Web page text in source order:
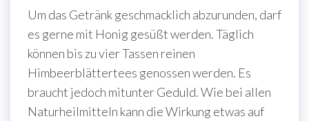
Um das Getränk geschmacklich abzurunden, darf
es gerne mit Honig gesüßt werden. Täglich
können bis zu vier Tassen reinen
Himbeerblättertees genossen werden. Es
braucht jedoch mitunter Geduld. Wie bei allen
Naturheilmitteln kann die Wirkung etwas auf